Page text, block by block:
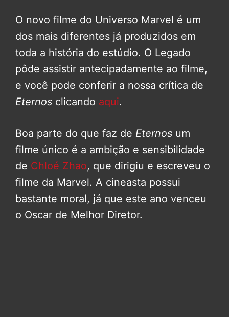
O novo filme do Universo Marvel é um
dos mais diferentes já produzidos em
toda a história do estúdio. O Legado
pôde assistir antecipadamente ao filme,
e você pode conferir a nossa crítica de
Eternos clicando aqui.
Boa parte do que faz de Eternos um
filme único é a ambição e sensibilidade
de Chloé Zhao, que dirigiu e escreveu o
filme da Marvel. A cineasta possui
bastante moral, já que este ano venceu
o Oscar de Melhor Diretor.